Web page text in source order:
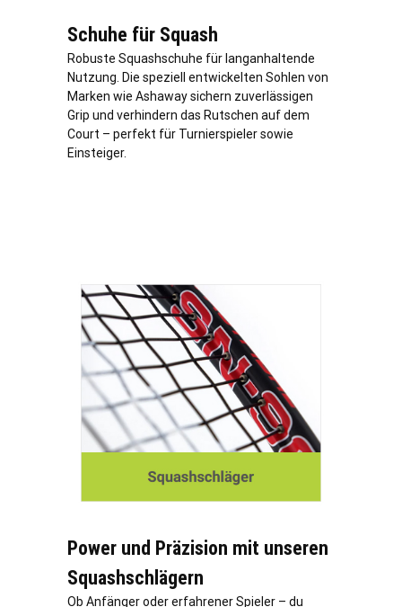
Schuhe für Squash
Robuste Squashschuhe für langanhaltende
Nutzung. Die speziell entwickelten Sohlen von
Marken wie Ashaway sichern zuverlässigen
Grip und verhindern das Rutschen auf dem
Court – perfekt für Turnierspieler sowie
Einsteiger.
Power und Präzision mit unseren
Squashschlägern
Ob Anfänger oder erfahrener Spieler – du